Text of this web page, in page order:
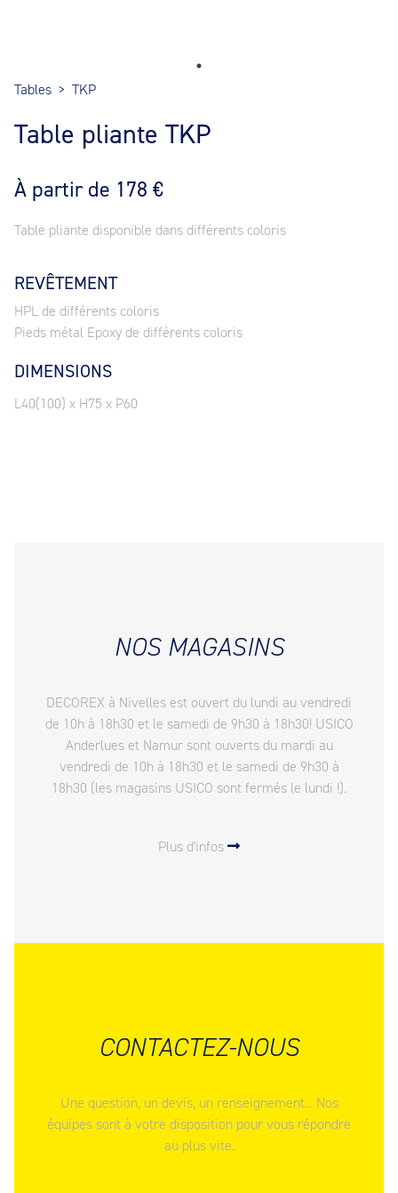
Tables > TKP
Table pliante TKP
À partir de 178 €
Table pliante disponible dans différents coloris
REVÊTEMENT
HPL de différents coloris
Pieds métal Epoxy de différents coloris
DIMENSIONS
L40(100) x H75 x P60
NOS MAGASINS
DECOREX à Nivelles est ouvert du lundi au vendredi
de 10h à 18h30 et le samedi de 9h30 à 18h30! USICO
Anderlues et Namur sont ouverts du mardi au
vendredi de 10h à 18h30 et le samedi de 9h30 à
18h30 (les magasins USICO sont fermés le lundi !).
Plus d'infos
CONTACTEZ-NOUS
Une question, un devis, un renseignement... Nos
équipes sont à votre disposition pour vous répondre
au plus vite.